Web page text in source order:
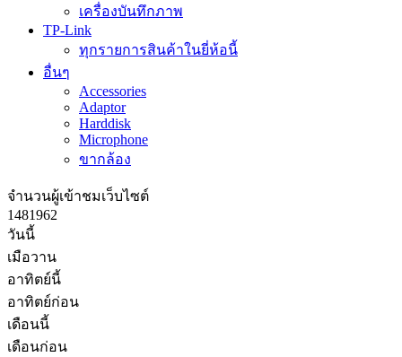
เครื่องบันทึกภาพ
TP-Link
ทุกรายการสินค้าในยี่ห้อนี้
อื่นๆ
Accessories
Adaptor
Harddisk
Microphone
ขากล้อง
จำนวนผู้เข้าชมเว็บไซต์
1481962
วันนี้
เมือวาน
อาทิตย์นี้
อาทิตย์ก่อน
เดือนนี้
เดือนก่อน